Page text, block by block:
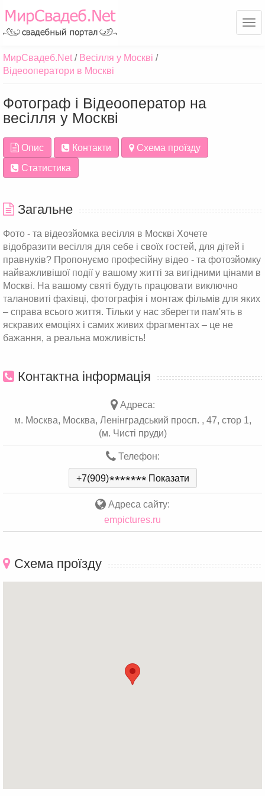
МирСвадеб.Net
Весілля у Москві
Відеооператори в Москві
Фотограф і Відеооператор на
весілля у Москві
Опис Контакти
Схема проїзду
Статистика
Загальне
Фото - та відеозйомка весілля в Москві Хочете
відобразити весілля для себе і своїх гостей, для дітей і
правнуків? Пропонуємо професійну відео - та фотозйомку
найважливішої події у вашому житті за вигідними цінами в
Москві. На вашому святі будуть працювати виключно
талановиті фахівці, фотографія і монтаж фільмів для яких
– справа всього життя. Тільки у нас зберегти пам'ять в
яскравих емоціях і самих живих фрагментах – це не
бажання, а реальна можливість!
Контактна інформація
Адреса:
м. Москва, Москва, Ленінградський просп. , 47, стор 1,
(м. Чисті пруди)
Телефон:
+7(909)******* Показати
Адреса сайту:
empictures.ru
Схема проїзду